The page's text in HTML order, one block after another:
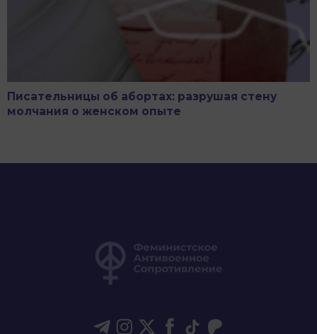
Писательницы об абортах: разрушая стену
молчания о женском опыте